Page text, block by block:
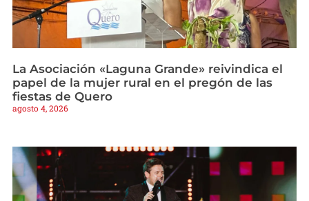
La Asociación «Laguna Grande» reivindica el
papel de la mujer rural en el pregón de las
fiestas de Quero
agosto 4, 2026